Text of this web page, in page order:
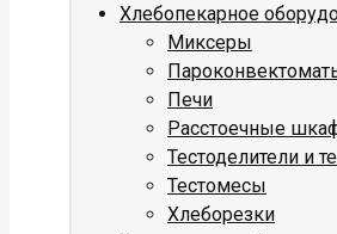
Хлебопекарное
Миксеры
Печи
Расстоечные
Тестоделители и
Тестомесы
Хлеборезки